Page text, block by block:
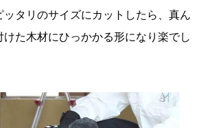
ッタリのサイズにカットしたら、真ん
た木材にひっかかる形になり楽でし